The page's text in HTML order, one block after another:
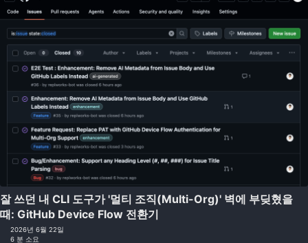
잘 쓰던 내 CLI 도구가 '멀티 조직(Multi-Org)' 벽에 부딪혔을
때: GitHub Device Flow 전환기
2026년 6월 22일
6 분 소요